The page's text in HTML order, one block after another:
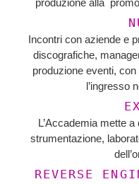
produzione alla
Incontri con aziende e
discografiche,
produzione eventi, con
l’ingresso
L’Accademia mette
strumentazione,
REVERSE